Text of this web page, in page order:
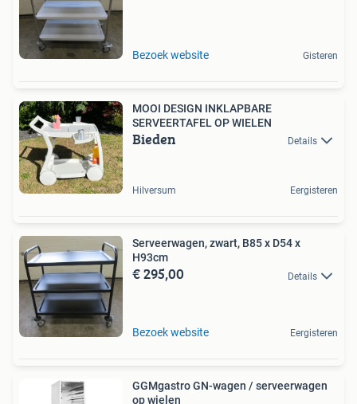
Bezoek website Gisteren
MOOI DESIGN INKLAPBARE
SERVEERTAFEL OP WIELEN
Bieden Details
Hilversum Eergisteren
Serveerwagen, zwart, B85 x D54 x
H93cm
€ 295,00 Details
Bezoek website Eergisteren
GGMgastro GN-wagen / serveerwagen
op wielen